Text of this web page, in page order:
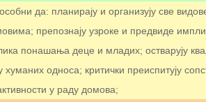
да: планирају и организују све
препознају узроке и предвиде
понашања деце и младих; остварују
односа; критички преиспитују
у раду домова;